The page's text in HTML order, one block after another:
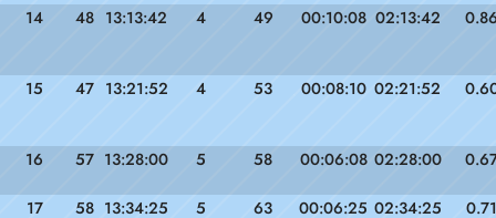
14 48 13:13:42 4 49 00:10:08 02:13:42
15 47 13:21:52 4 53 00:08:10 02:21:52
16 57 13:28:00 5 58 00:06:08 02:28:00
17 58 13:34:25 5 63 00:06:25 02:34:25 0.71